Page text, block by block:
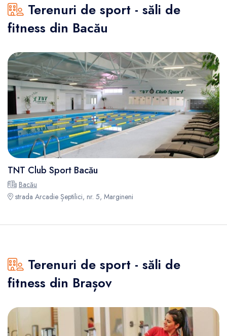
Terenuri de sport - săli de
fitness din Bacău
TNT Club Sport Bacău
Bacău
strada Arcadie Șeptilici, nr. 5, Margineni
Terenuri de sport - săli de
fitness din Brașov